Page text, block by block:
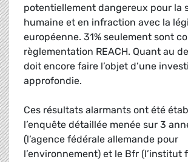
potentiellement dangereux pour la
humaine et en infraction avec la
européenne. 31% seulement sont
règlementation REACH. Quant au
doit encore faire l’objet d’une
approfondie.
Ces résultats alarmants ont été
l’enquête détaillée menée sur 3
(l’agence fédérale allemande pour
l’environnement) et le Bfr (l’institut